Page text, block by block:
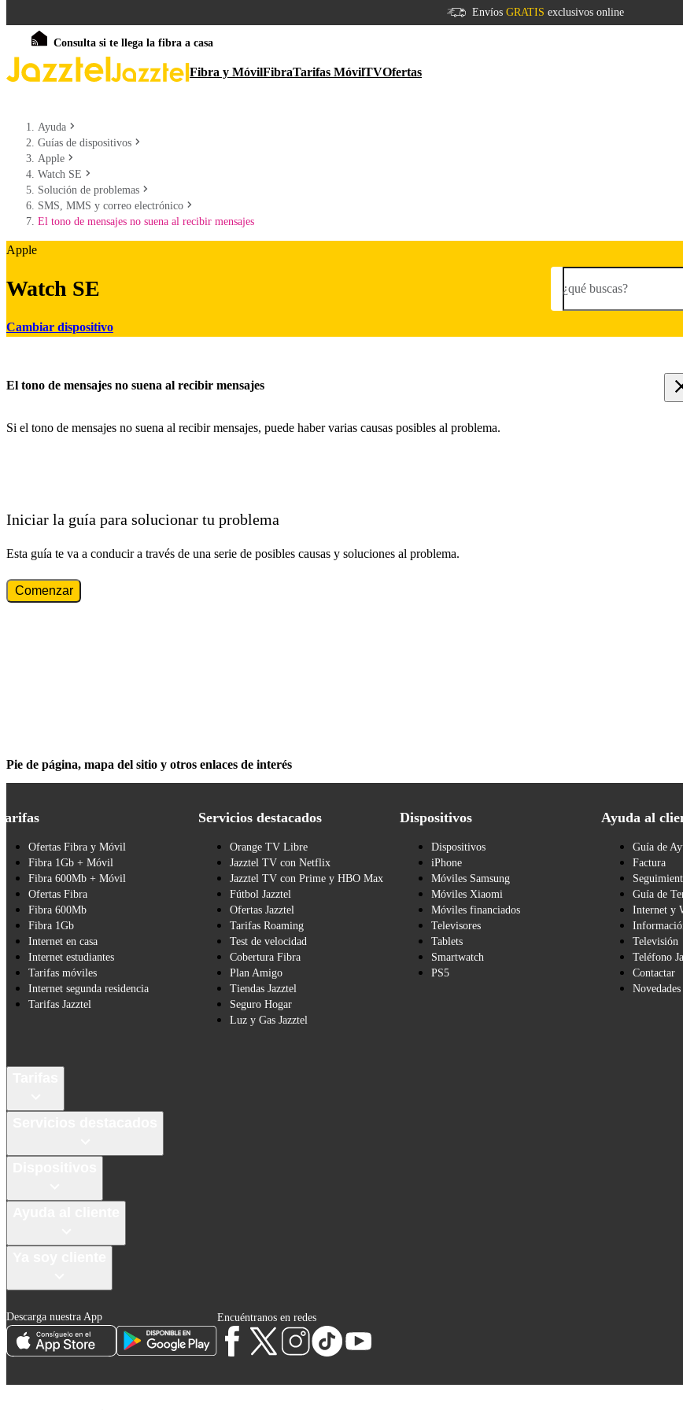
Envíos GRATIS exclusivos online
Consulta si te llega la fibra a casa
Fibra y MóvilFibraTarifas MóvilTVOfertas
Ayuda
Guías de dispositivos
Apple
Watch SE
Solución de problemas
SMS, MMS y correo electrónico
El tono de mensajes no suena al recibir mensajes
Apple
Watch SE
Cambiar dispositivo
¿qué buscas?
El tono de mensajes no suena al recibir mensajes
Si el tono de mensajes no suena al recibir mensajes, puede haber varias causas posibles al problema.
Iniciar la guía para solucionar tu problema
Esta guía te va a conducir a través de una serie de posibles causas y soluciones al problema.
Comenzar
Pie de página, mapa del sitio y otros enlaces de interés
Ofertas Fibra y Móvil
Fibra 1Gb + Móvil
Fibra 600Mb + Móvil
Ofertas Fibra
Fibra 600Mb
Fibra 1Gb
Internet en casa
Internet estudiantes
Tarifas móviles
Internet segunda residencia
Tarifas Jazztel
Servicios destacados
Orange TV Libre
Jazztel TV con Netflix
Jazztel TV con Prime y HBO Max
Fútbol Jazztel
Ofertas Jazztel
Tarifas Roaming
Test de velocidad
Cobertura Fibra
Plan Amigo
Tiendas Jazztel
Seguro Hogar
Luz y Gas Jazztel
Dispositivos
Dispositivos
iPhone
Móviles Samsung
Móviles Xiaomi
Móviles financiados
Televisores
Tablets
Smartwatch
PS5
Ayuda al
Guía de
Factura
Guía de
Internet y
Televisión
Teléfono
Contactar
Novedades
Descarga nuestra App Encuéntranos en redes